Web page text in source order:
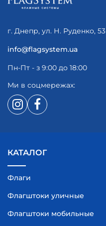
г. Днепр, ул. Н. Руденко, 53
info@flagsystem.ua
Пн-Пт - з 9:00 до 18:00
Ми в соцмережах:
КАТАЛОГ
Флаги
Флагштоки уличные
Флагштоки мобильные